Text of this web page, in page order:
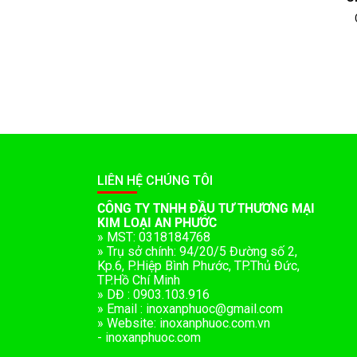
LIÊN HỆ CHÚNG TÔI
CÔNG TY TNHH ĐẦU TƯ THƯƠNG MẠI
KIM LOẠI AN PHƯỚC
» MST: 0318184768
» Trụ sở chính: 94/20/5 Đường số 2,
Kp.6, P.Hiệp Bình Phước, TP.Thủ Đức,
TP.Hồ Chí Minh
» DĐ : 0903.103.916
» Email : inoxanphuoc@gmail.com
» Website: inoxanphuoc.com.vn
- inoxanphuoc.com